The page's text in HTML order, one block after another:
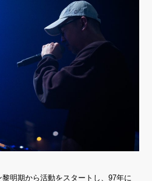
明期から活動をスタートし、97年に